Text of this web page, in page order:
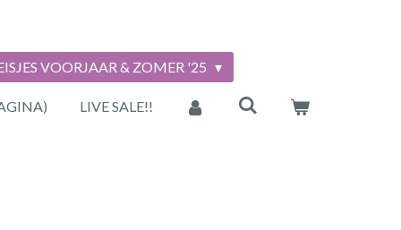
VOORJAAR & ZOMER '25
LIVE SALE!!